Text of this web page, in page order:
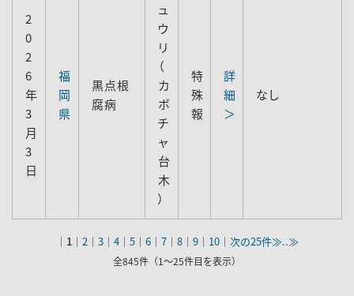
2
0
2
6
年
3
月
3
日
福
岡
県
黒点根
腐病
ュ
ウ
リ
（
カ
ボ
チ
ャ
台
木
）
特
殊
報
詳
細
＞
なし
｜ 1｜ 2｜ 3｜ 4｜ 5｜ 6｜ 7｜ 8｜ 9｜ 10｜ 次の25件≫..≫
全845件（1～25件目を表示）